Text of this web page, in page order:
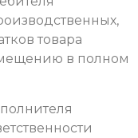
товара
в полном